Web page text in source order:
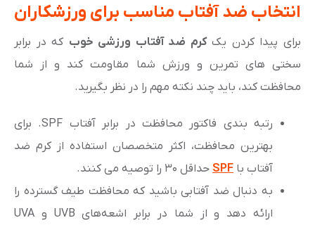
انتخاب ضد آفتاب مناسب برای ورزشکاران
برای پیدا کردن یک کرم ضد آفتاب ورزشی خوبکه در برابر
سختی های تمرین و ورزش شما مقاومت کند و از شما
محافظت کند، باید چند نکته مهم را در نظر بگیرید.
رتبه بندی فاکتور محافظت در برابر آفتاب SPF. برای
بهترین محافظت، اکثر متخصصان استفاده از کرم ضد
آفتاب با SPFحداقل ۳۰ را توصیه می کنند.
به دنبال ضد آفتابی باشید که محافظت طیف گسترده را
ارائه دهد و از شما در برابر اشعه‌های UVB و UVA